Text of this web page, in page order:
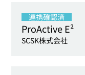
連携確認済
ProActive E²
SCSK株式会社